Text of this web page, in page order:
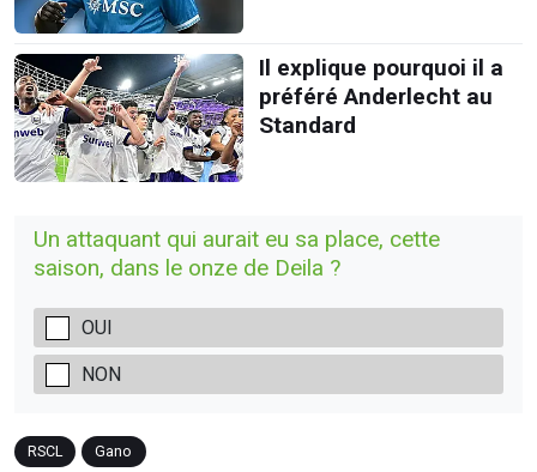
Il explique pourquoi il a
préféré Anderlecht au
Standard
Un attaquant qui aurait eu sa place, cette
saison, dans le onze de Deila ?
OUI
NON
RSCL Gano